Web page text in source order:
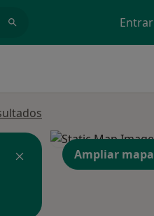
Entrar
Ampliar mapa